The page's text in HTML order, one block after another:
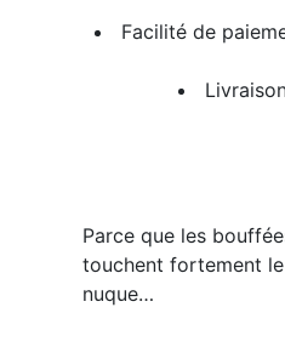
Facilité de
Parce que les
touchent fortement
nuque…